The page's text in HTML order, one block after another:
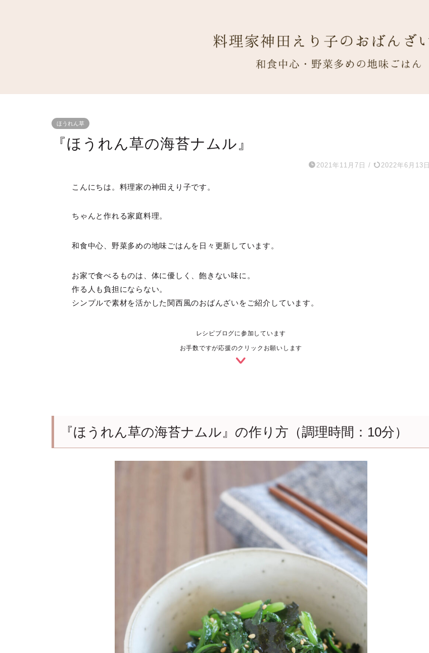
ほうれん草
『ほうれん草の海苔ナムル』
2021年11月7日 / 2022年6月13日
こんにちは。料理家の神田えり子です。
ちゃんと作れる家庭料理。
和食中心、野菜多めの地味ごはんを日々更新しています。
お家で食べるものは、体に優しく、飽きない味に。
作る人も負担にならない。
シンプルで素材を活かした関西風のおばんざいをご紹介しています。
レシピブログに参加しています
お手数ですが応援のクリックお願いします
『ほうれん草の海苔ナムル』の作り方（調理時間：10分）